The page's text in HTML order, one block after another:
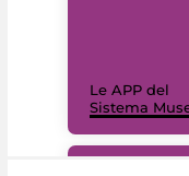
Le APP del
Sistema